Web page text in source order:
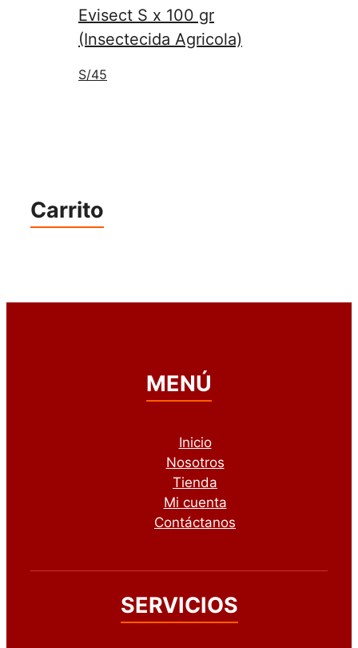
Evisect S x 100 gr
(Insectecida Agricola)
S/45
Carrito
MENÚ
Inicio
Nosotros
Tienda
Mi cuenta
Contáctanos
SERVICIOS